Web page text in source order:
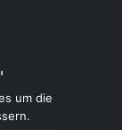
um die